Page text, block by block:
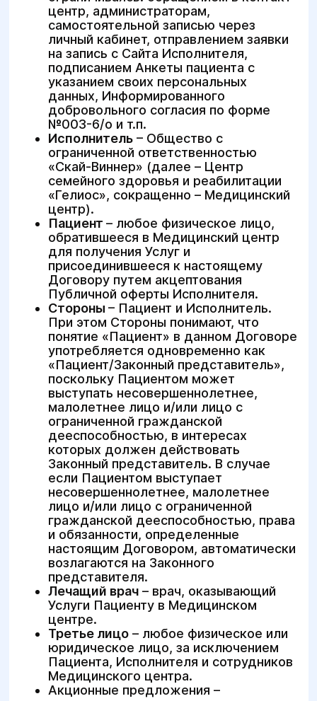
центр, администраторам,
самостоятельной записью через
личный кабинет, отправлением заявки
на запись с Сайта Исполнителя,
подписанием Анкеты пациента с
указанием своих персональных
данных, Информированного
добровольного согласия по форме
№003-6/о и т.п.
Исполнитель– Общество с
ограниченной ответственностью
«Скай-Виннер» (далее – Центр
семейного здоровья и реабилитации
«Гелиос», сокращенно – Медицинский
центр).
Пациент – любое физическое лицо,
обратившееся в Медицинский центр
для получения Услуг и
присоединившееся к настоящему
Договору путем акцептования
Публичной оферты Исполнителя.
Стороны – Пациент и Исполнитель.
При этом Стороны понимают, что
понятие «Пациент» в данном Договоре
употребляется одновременно как
«Пациент/Законный представитель»,
поскольку Пациентом может
выступать несовершеннолетнее,
малолетнее лицо и/или лицо с
ограниченной гражданской
дееспособностью, в интересах
которых должен действовать
Законный представитель. В случае
если Пациентом выступает
несовершеннолетнее, малолетнее
лицо и/или лицо с ограниченной
гражданской дееспособностью, права
и обязанности, определенные
настоящим Договором, автоматически
возлагаются на Законного
представителя.
Лечащий врач– врач, оказывающий
Услуги Пациенту в Медицинском
центре.
Третье лицо– любое физическое или
юридическое лицо, за исключением
Пациента, Исполнителя и сотрудников
Медицинского центра.
Акционные предложения –